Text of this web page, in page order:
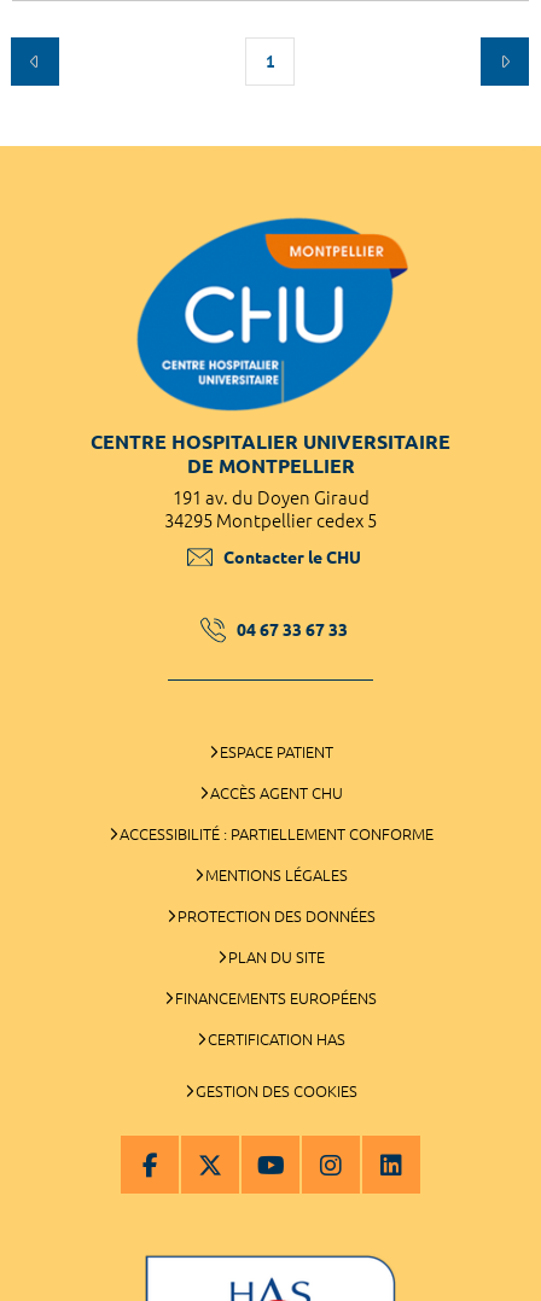
1
CENTRE HOSPITALIER UNIVERSITAIRE
DE MONTPELLIER
191 av. du Doyen Giraud
34295 Montpellier cedex 5
Contacter le CHU
04 67 33 67 33
ESPACE PATIENT
ACCÈS AGENT CHU
ACCESSIBILITÉ : PARTIELLEMENT CONFORME
MENTIONS LÉGALES
PROTECTION DES DONNÉES
PLAN DU SITE
FINANCEMENTS EUROPÉENS
CERTIFICATION HAS
GESTION DES COOKIES